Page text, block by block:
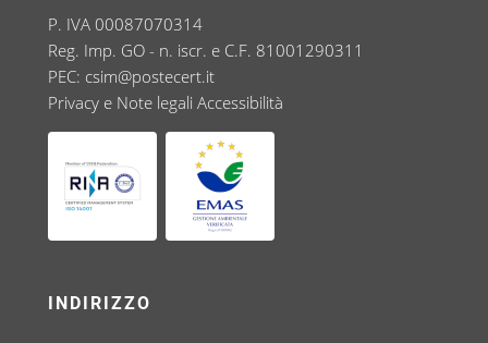
P. IVA 00087070314
Reg. Imp. GO - n. iscr. e C.F. 81001290311
PEC: csim@postecert.it
Privacy e Note legali Accessibilità
INDIRIZZO